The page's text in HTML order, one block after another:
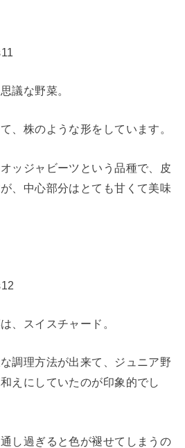
議な野菜。
、株のような形をしています。
ッジャビーツという品種で、皮
、中心部分はとても甘くて美味
、スイスチャード。
調理方法が出来て、ジュニア野
えにしていたのが印象的でし
し過ぎると色が褪せてしまうの